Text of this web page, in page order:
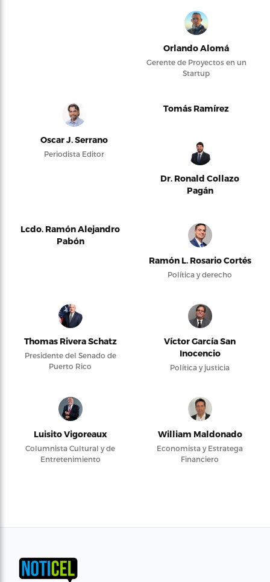
Orlando Alomá
Gerente de Proyectos en un
Startup
Oscar J. Serrano
Periodista Editor
Tomás Ramírez
Dr. Ronald Collazo
Pagán
Lcdo. Ramón Alejandro
Pabón
Ramón L. Rosario Cortés
Política y derecho
Thomas Rivera Schatz
Presidente del Senado de
Puerto Rico
Víctor García San
Inocencio
Política y justicia
Luisito Vigoreaux
Columnista Cultural y de
Entretenimiento
William Maldonado
Economista y Estratega
Financiero